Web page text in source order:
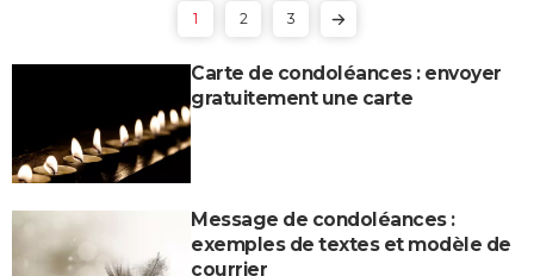
1 2 3
Carte de condoléances : envoyer
gratuitement une carte
Message de condoléances :
exemples de textes et modèle de
courrier